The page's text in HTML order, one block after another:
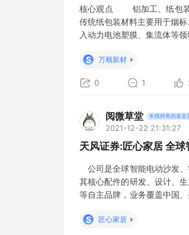
核心观点 铝加工、纸包装
传统纸包装材料主要用于烟
入动力电池塑膜、集流体等
加工、纸包装及功能性薄膜
S 万顺新材
0 1
阅微草堂 长线持有的老韭
2021-12-22 21:31:27
天风证券:匠心家居 全
公司是全球智能电动沙发
其核心配件的研发、设计、
等自主品牌，业务覆盖中国
S
匠心家居